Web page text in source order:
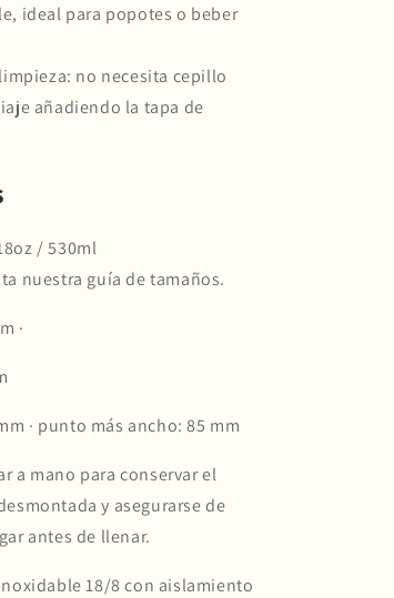
ideal para popotes o beber
no necesita cepillo
añadiendo la tapa de
/ 530ml
nuestra guía de tamaños.
·
· punto más ancho: 85 mm
a mano para conservar el
y asegurarse de
antes de llenar.
18/8 con aislamiento